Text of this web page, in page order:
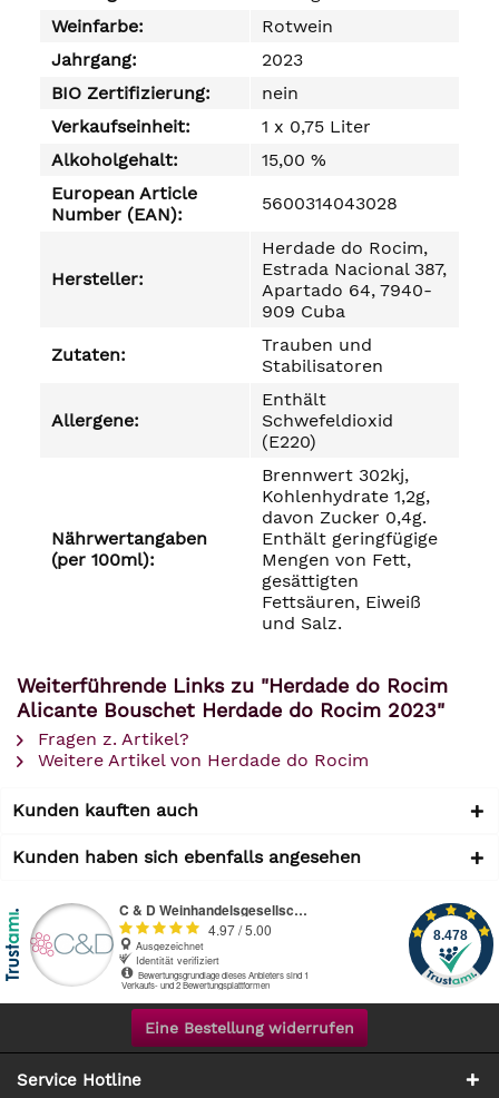
Weinfarbe:
Rotwein
Jahrgang:
2023
BIO Zertifizierung:
nein
Verkaufseinheit:
1 x 0,75 Liter
Alkoholgehalt:
15,00 %
European Article
Number (EAN):
5600314043028
Hersteller:
Herdade do Rocim,
Estrada Nacional 387,
Apartado 64, 7940-
909 Cuba
Zutaten:
Trauben und
Stabilisatoren
Allergene:
Enthält
Schwefeldioxid
(E220)
Nährwertangaben
(per 100ml):
Brennwert 302kj,
Kohlenhydrate 1,2g,
davon Zucker 0,4g.
Enthält geringfügige
Mengen von Fett,
gesättigten
Fettsäuren, Eiweiß
und Salz.
Weiterführende Links zu "Herdade do Rocim
Alicante Bouschet Herdade do Rocim 2023"
Fragen z. Artikel?
Weitere Artikel von Herdade do Rocim
Kunden kauften auch
Kunden haben sich ebenfalls angesehen
Eine Bestellung widerrufen
Service Hotline